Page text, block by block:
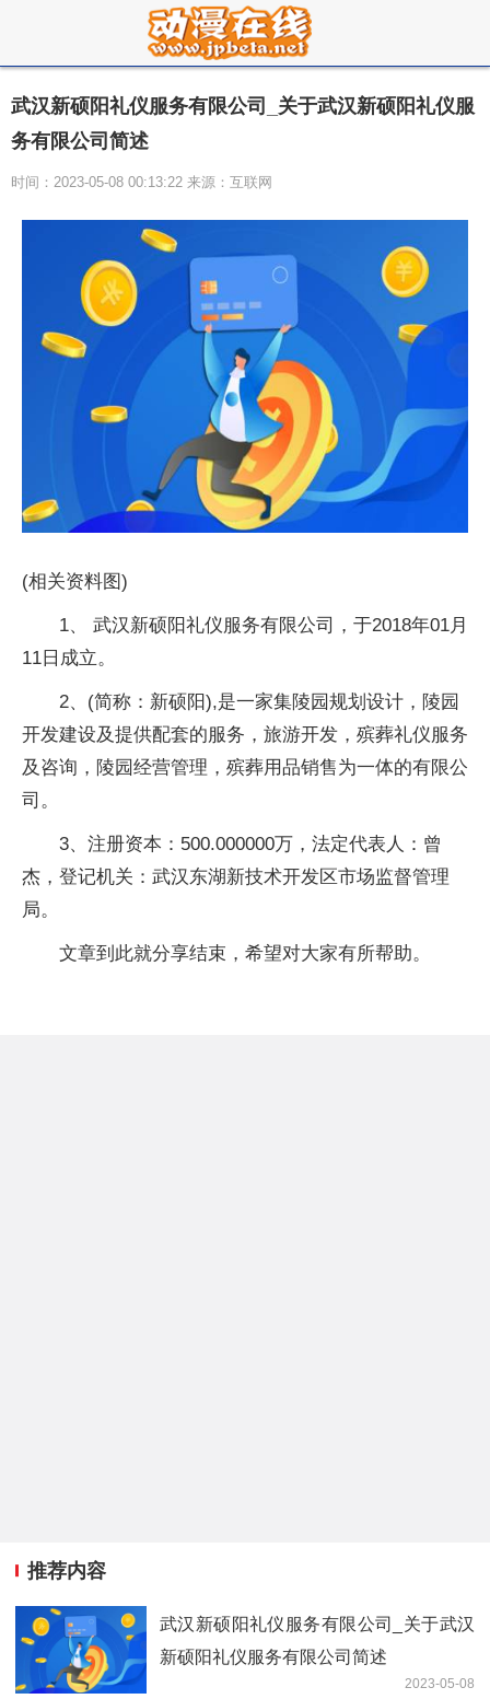
武汉新硕阳礼仪服务有限公司_关于武汉新硕阳礼仪服
务有限公司简述
时间：2023-05-08 00:13:22 来源：互联网
(相关资料图)
1、 武汉新硕阳礼仪服务有限公司，于2018年01月
11日成立。
2、(简称：新硕阳),是一家集陵园规划设计，陵园
开发建设及提供配套的服务，旅游开发，殡葬礼仪服务
及咨询，陵园经营管理，殡葬用品销售为一体的有限公
司。
3、注册资本：500.000000万，法定代表人：曾
杰，登记机关：武汉东湖新技术开发区市场监督管理
局。
文章到此就分享结束，希望对大家有所帮助。
推荐内容
武汉新硕阳礼仪服务有限公司_关于武汉
新硕阳礼仪服务有限公司简述
2023-05-08